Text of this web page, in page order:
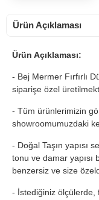
Ürün Açıklaması
Ürün Açıklaması:
- Bej Mermer Fırfırlı
siparişe özel
- Tüm ürünlerimizin
showroomumuzdaki
- Doğal Taşın yapısı
tonu ve damar yapısı
benzersiz ve size
- İstediğiniz ölçülerde,